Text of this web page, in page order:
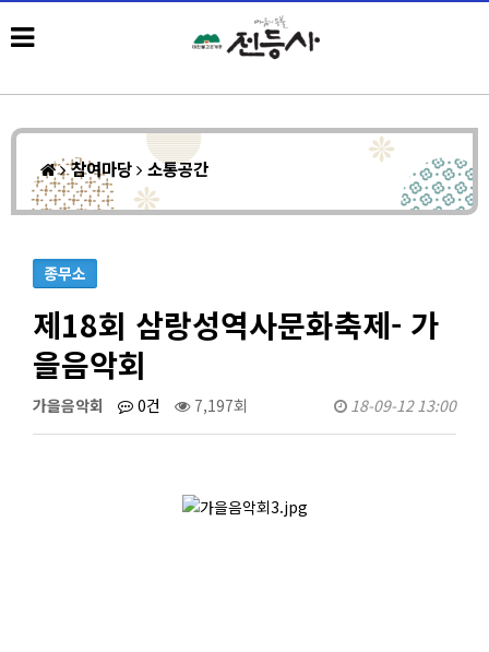
참여마당 소통공간
종무소
제18회 삼랑성역사문화축제- 가
을음악회
가을음악회 0건 7,197회 18-09-12 13:00